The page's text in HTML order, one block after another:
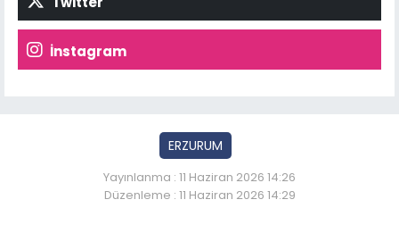
İnstagram
ERZURUM
Yayınlanma : 11 Haziran 2026 14:26
Düzenleme : 11 Haziran 2026 14:29